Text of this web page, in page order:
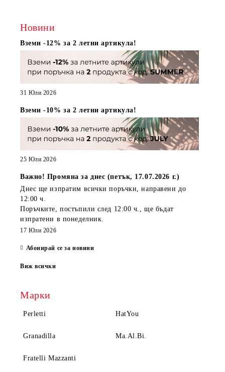
Новини
Вземи -12% за 2 летни артикула!
31 Юли 2026
Вземи -10% за 2 летни артикула!
25 Юли 2026
Важно! Промяна за днес (петък, 17.07.2026 г.)
Днес ще изпратим всички поръчки, направенидо
12:00 ч.
Поръчките, постъпили след 12:00 ч. , ще бъдат
изпратени в понеделник.
17 Юли 2026
Абонирай се за новини
Виж всички
Марки
Perletti HatYou
Granadilla Ma.Al.Bi.
Fratelli Mazzanti